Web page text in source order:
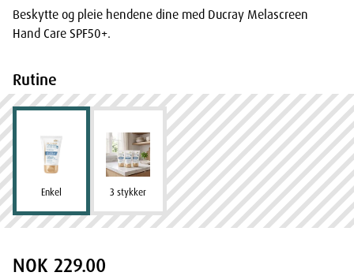
Beskytte og pleie hendene dine med Ducray Melascreen
Hand Care SPF50+.
Rutine
Enkel 3 stykker
NOK 229.00